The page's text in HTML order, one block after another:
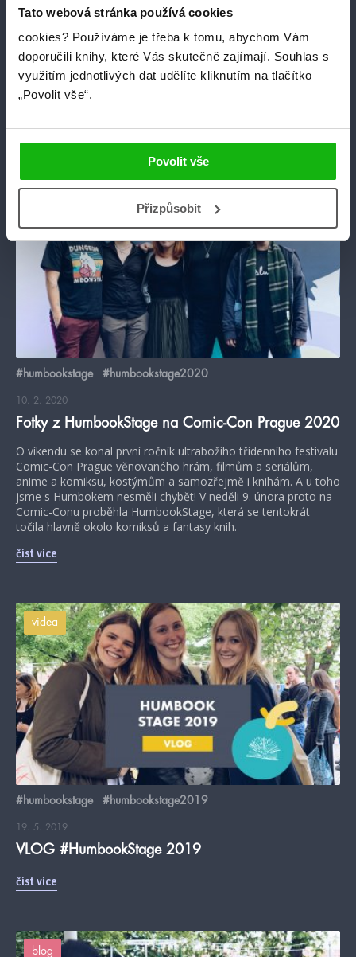
Tato webová stránka používá cookies
cookies? Používáme je třeba k tomu, abychom Vám
doporučili knihy, které Vás skutečně zajímají. Souhlas s
využitím jednotlivých dat udělíte kliknutím na tlačítko
„Povolit vše“.
Povolit vše
Přizpůsobit
VLOG #HumbookStage na Comic-Con Prague
2020
Na Comic-Conu jsme s programem obsadili celý jeden sál a
přivezli i stánek s oblíbenou lepíkovou stěnou. Jaké to bylo?
Mrkněte na vlog.
číst více
#humbookstage #humbookstage2020
10. 2. 2020
Fotky z HumbookStage na Comic-Con Prague 2020
O víkendu se konal první ročník ultrabožího třídenního festivalu
Comic-Con Prague věnovaného hrám, filmům a seriálům,
anime a komiksu, kostýmům a samozřejmě i knihám. A u toho
jsme s Humbokem nesměli chybět! V neděli 9. února proto na
Comic-Conu proběhla HumbookStage, která se tentokrát
točila hlavně okolo komiksů a fantasy knih.
číst více
videa
#humbookstage #humbookstage2019
19. 5. 2019
VLOG #HumbookStage 2019
číst více
blog